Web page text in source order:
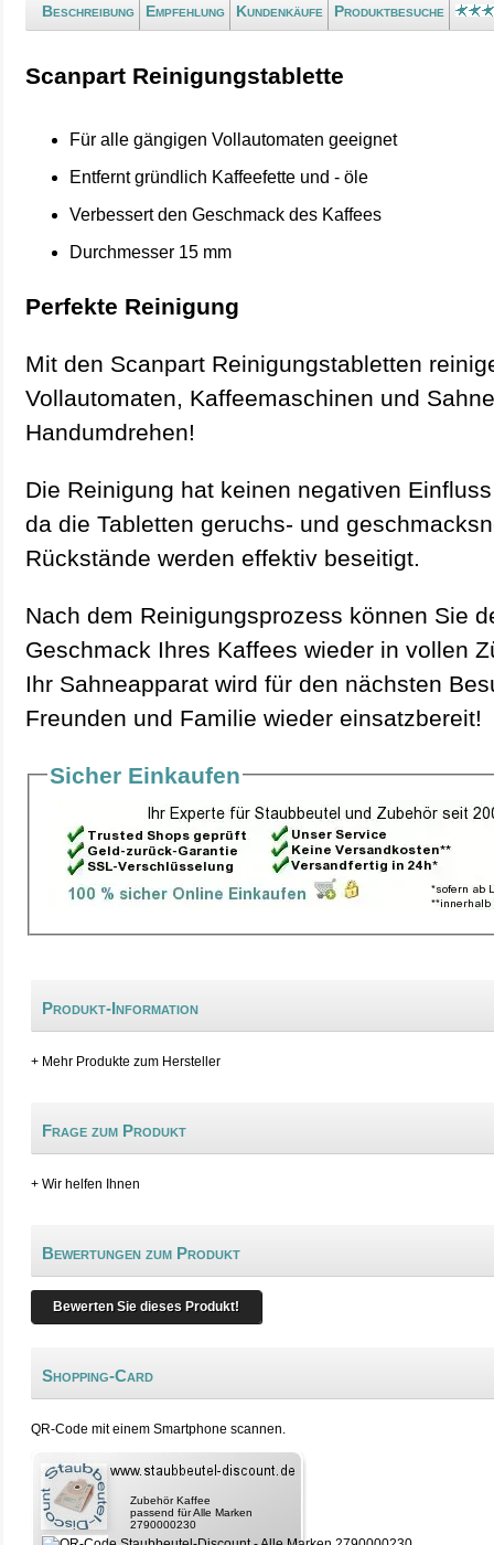
Beschreibung Empfehlung Kundenkäufe Produktbesuche
Scanpart Reinigungstablette
Für alle gängigen Vollautomaten geeignet
Entfernt gründlich Kaffeefette und - öle
Verbessert den Geschmack des Kaffees
Durchmesser 15 mm
Perfekte Reinigung
Mit den Scanpart Reinigungstabletten
Vollautomaten, Kaffeemaschinen und
Handumdrehen!
Die Reinigung hat keinen negativen
da die Tabletten geruchs- und
Rückstände werden effektiv beseitigt.
Nach dem Reinigungsprozess können Sie
Geschmack Ihres Kaffees wieder in vollen
Ihr Sahneapparat wird für den nächsten
Freunden und Familie wieder einsatzbereit!
Sicher Einkaufen
Produkt-Information
+ Mehr Produkte zum Hersteller
Frage zum Produkt
+ Wir helfen Ihnen
Bewertungen zum Produkt
Bewerten Sie dieses Produkt!
Shopping-Card
QR-Code mit einem Smartphone scannen.
Zubehör Kaffee
passend für Alle Marken
2790000230